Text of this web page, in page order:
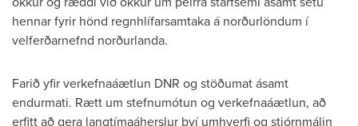
hennar fyrir hönd regnhlífarsamtaka á norðurlöndum í
velferðarnefnd norðurlanda.
Farið yfir verkefnaáætlun DNR og stöðumat ásamt
endurmati. Rætt um stefnumótun og verkefnaáætlun, að
erfitt að gera langtímaáherslur því umhverfi og stjórnmálin